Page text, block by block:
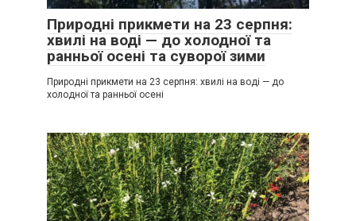
Природні прикмети на 23 серпня:
хвилі на воді — до холодної та
ранньої осені та суворої зими
Природні прикмети на 23 серпня: хвилі на воді — до
холодної та ранньої осені